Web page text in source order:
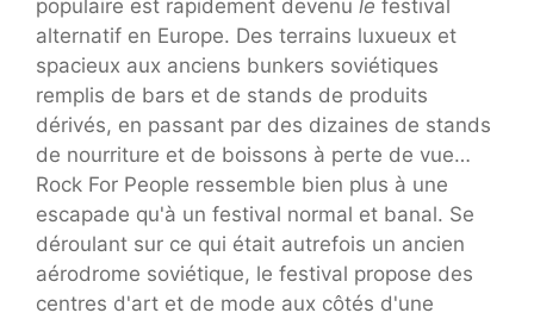
populaire est rapidement devenu le festival
alternatif en Europe. Des terrains luxueux et
spacieux aux anciens bunkers soviétiques
remplis de bars et de stands de produits
dérivés, en passant par des dizaines de stands
de nourriture et de boissons à perte de vue…
Rock For People ressemble bien plus à une
escapade qu'à un festival normal et banal. Se
déroulant sur ce qui était autrefois un ancien
aérodrome soviétique, le festival propose des
centres d'art et de mode aux côtés d'une